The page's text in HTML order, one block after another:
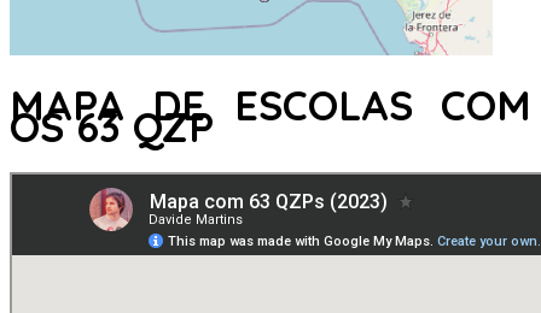
MAPA DE ESCOLAS COM
OS 63 QZP